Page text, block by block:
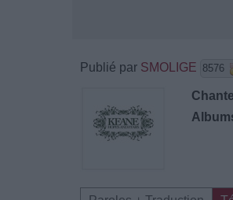
Publié par SMOLIGE 8576